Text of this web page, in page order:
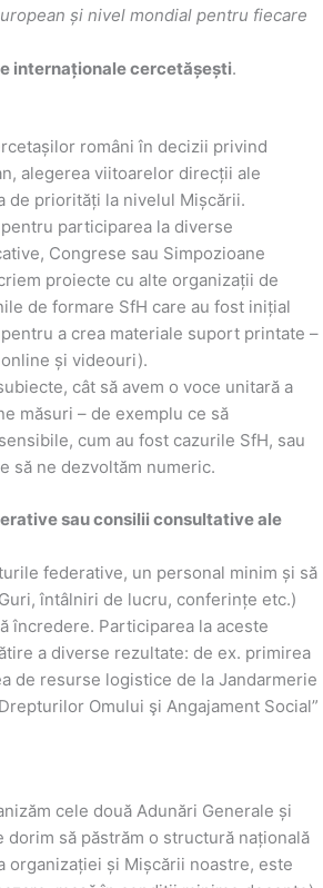
și nivel mondial pentru fiecare
internaționale cercetășești.
români în decizii privind
alegerea viitoarelor direcții ale
de priorități la nivelul Mișcării.
participarea la diverse
Congrese sau Simpozioane
proiecte cu alte organizații de
de formare SfH care au fost inițial
a crea materiale suport printate –
și videouri).
cât să avem o voce unitară a
măsuri – de exemplu ce să
cum au fost cazurile SfH, sau
să ne dezvoltăm numeric.
sau consilii consultative ale
federative, un personal minim și să
întâlniri de lucru, conferințe etc.)
încredere. Participarea la aceste
a diverse rezultate: de ex. primirea
de resurse logistice de la Jandarmerie
Omului şi Angajament Social”
cele două Adunări Generale și
să păstrăm o structură națională
organizației și Mișcării noastre, este